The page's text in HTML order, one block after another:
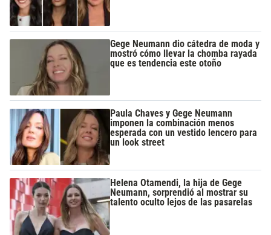
Gege Neumann dio cátedra de moda y
mostró cómo llevar la chomba rayada
que es tendencia este otoño
Paula Chaves y Gege Neumann
imponen la combinación menos
esperada con un vestido lencero para
un look street
Helena Otamendi, la hija de Gege
Neumann, sorprendió al mostrar su
talento oculto lejos de las pasarelas